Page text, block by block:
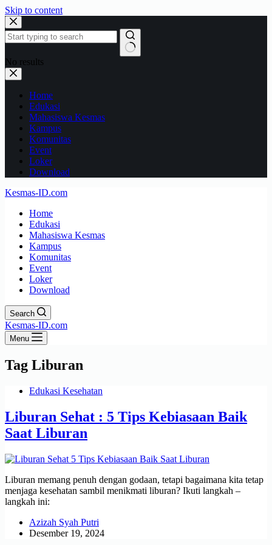
Skip to content
No results
Home
Edukasi
Mahasiswa Kesmas
Kampus
Komunitas
Event
Loker
Download
Kesmas-ID.com
Home
Edukasi
Mahasiswa Kesmas
Kampus
Komunitas
Event
Loker
Download
Search
Kesmas-ID.com
Menu
Tag Liburan
Edukasi Kesehatan
Liburan Sehat : 5 Tips Kebiasaan Baik
Saat Liburan
Liburan memang penuh dengan godaan, tetapi bagaimana kita tetap
menjaga kesehatan sambil menikmati liburan? Ikuti langkah –
langkah ini:
Azizah Syah Putri
Desember 19, 2024